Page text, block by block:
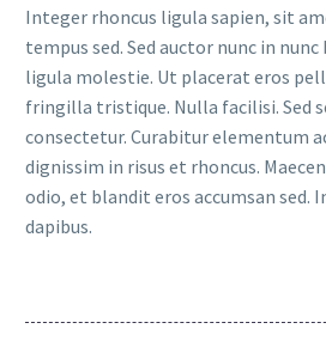
Integer rhoncus ligula sapien, sit
tempus sed. Sed auctor nunc in
ligula molestie. Ut placerat eros
fringilla tristique. Nulla facilisi. Sed
consectetur. Curabitur elementum
dignissim in risus et rhoncus.
odio, et blandit eros accumsan sed.
dapibus.